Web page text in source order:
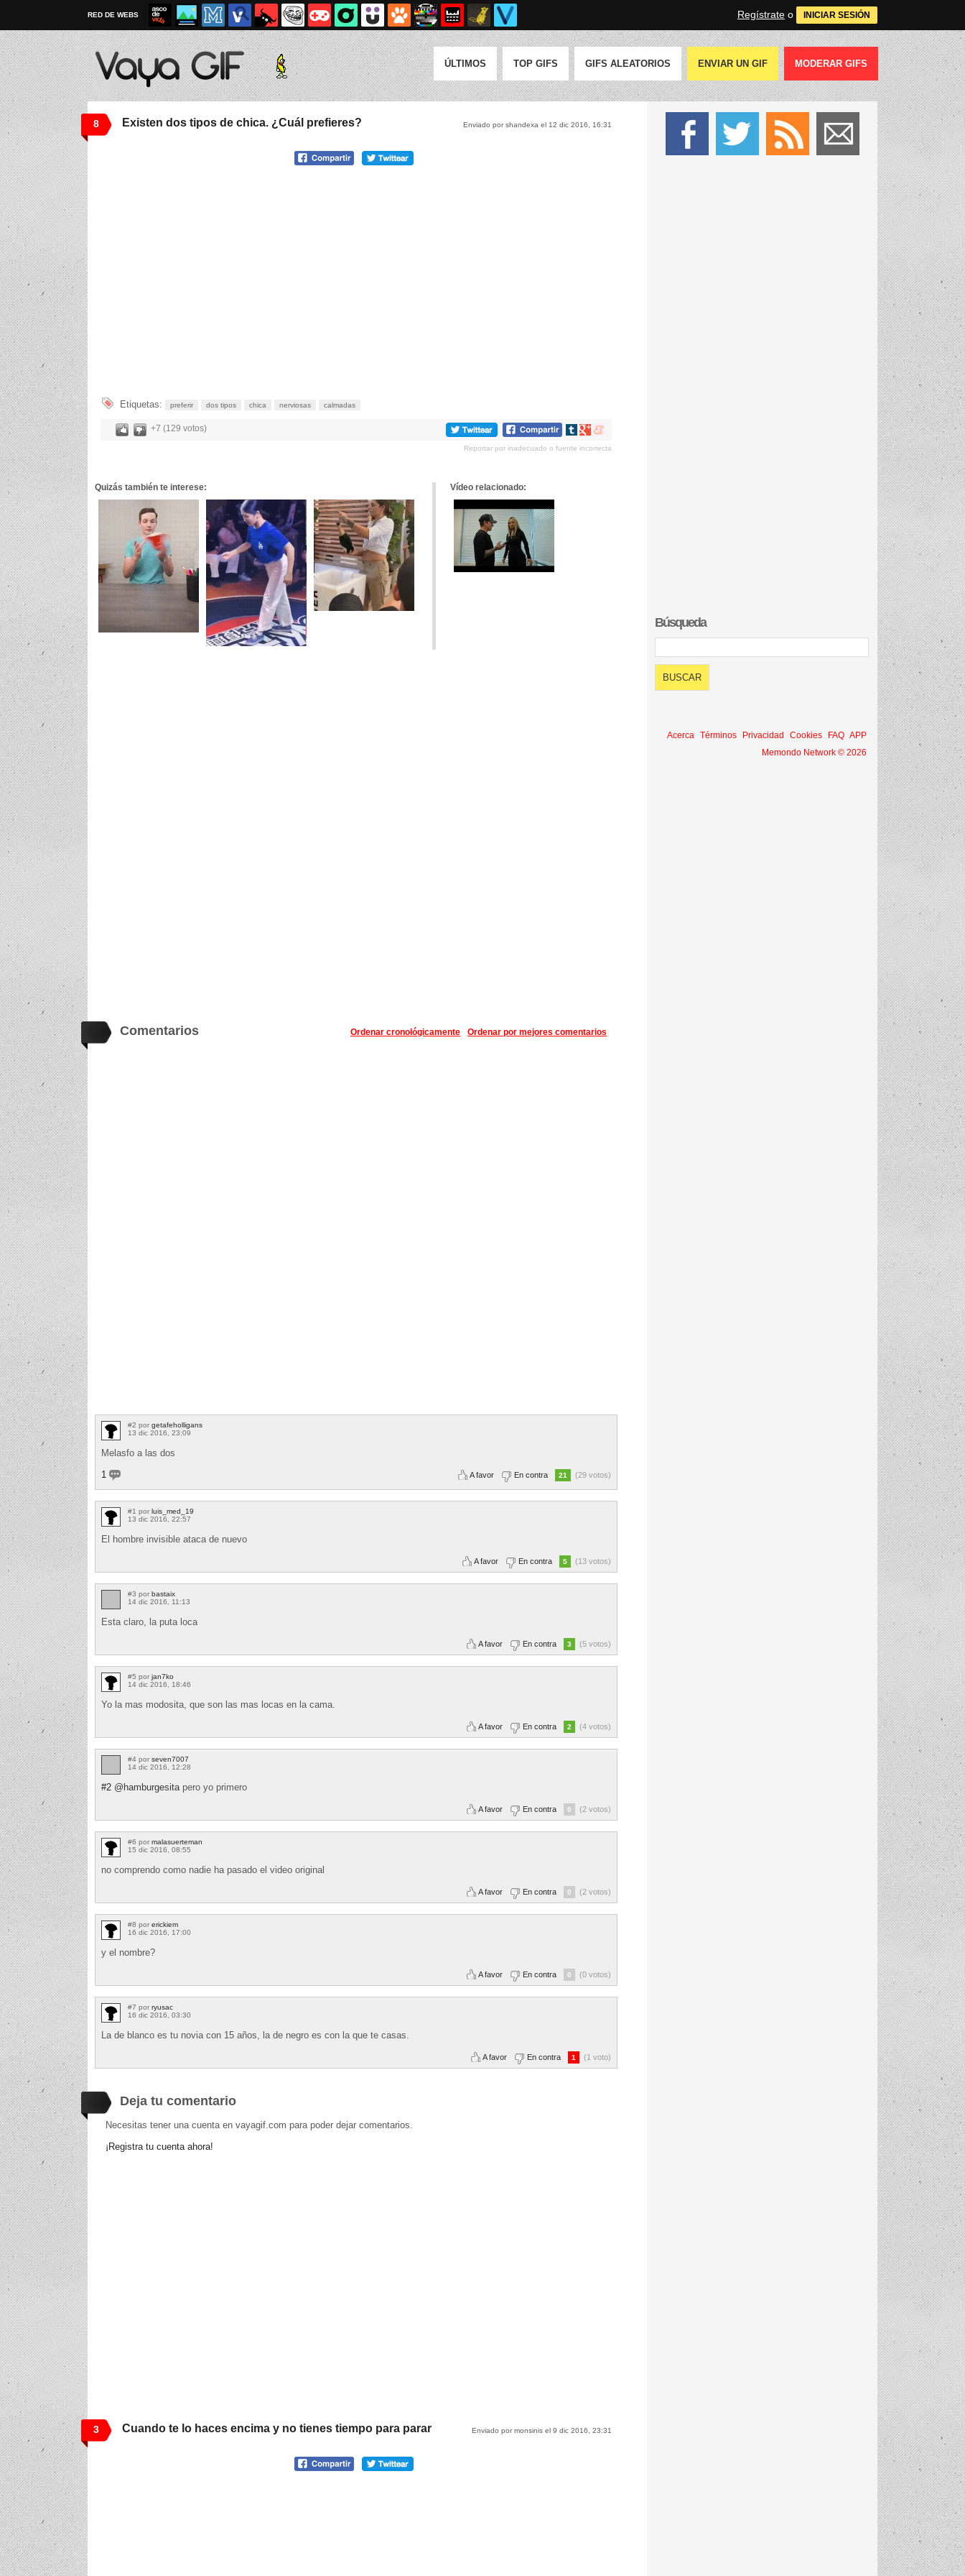
RED DE WEBS Regístrate o INICIAR SESIÓN
ÚLTIMOS TOP GIFS GIFS ALEATORIOS ENVIAR UN GIF MODERAR GIFS
8 Enviado por shandexa el 12 dic 2016, 16:31
Existen dos tipos de chica. ¿Cuál prefieres?
Etiquetas: preferir dos tipos chica nerviosas calmadas
+7 (129 votos)
Compartir
tumblr
Compartir
Google+
Compartir
meneame
Reportar por inadecuado o fuente incorrecta
Quizás también te interese: Vídeo relacionado:
Comentarios Ordenar por mejores comentarios
Ordenar cronológicamente
#2 por getafeholligans
13 dic 2016, 23:09
Melasfo a las dos
1
A favor En contra 21 (29 votos)
#1 por luis_med_19
13 dic 2016, 22:57
El hombre invisible ataca de nuevo
A favor En contra 5 (13 votos)
#3 por bastaix
14 dic 2016, 11:13
Esta claro, la puta loca
A favor En contra 3 (5 votos)
#5 por jan7ko
14 dic 2016, 18:46
Yo la mas modosita, que son las mas locas en la cama.
A favor En contra 2 (4 votos)
#4 por seven7007
14 dic 2016, 12:28
#2 @hamburgesitapero yo primero
A favor En contra 0 (2 votos)
#6 por malasuerteman
15 dic 2016, 08:55
no comprendo como nadie ha pasado el video original
A favor En contra 0 (2 votos)
#8 por erickiem
16 dic 2016, 17:00
y el nombre?
A favor En contra 0 (0 votos)
#7 por ryusac
16 dic 2016, 03:30
La de blanco es tu novia con 15 años, la de negro es con la que te casas.
A favor En contra 1 (1 voto)
Deja tu comentario
Necesitas tener una cuenta en vayagif.com para poder dejar comentarios.
¡Registra tu cuenta ahora!
3 Enviado por monsinis el 9 dic 2016, 23:31
Cuando te lo haces encima y no tienes tiempo para parar
Búsqueda
Acerca Términos Privacidad Cookies FAQ APP
Memondo Network © 2026